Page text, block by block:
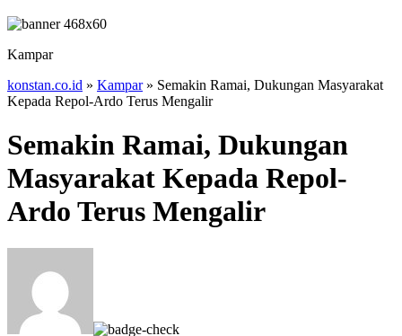
Kampar
konstan.co.id » Kampar » Semakin Ramai, Dukungan Masyarakat
Kepada Repol-Ardo Terus Mengalir
Semakin Ramai, Dukungan
Masyarakat Kepada Repol-
Ardo Terus Mengalir